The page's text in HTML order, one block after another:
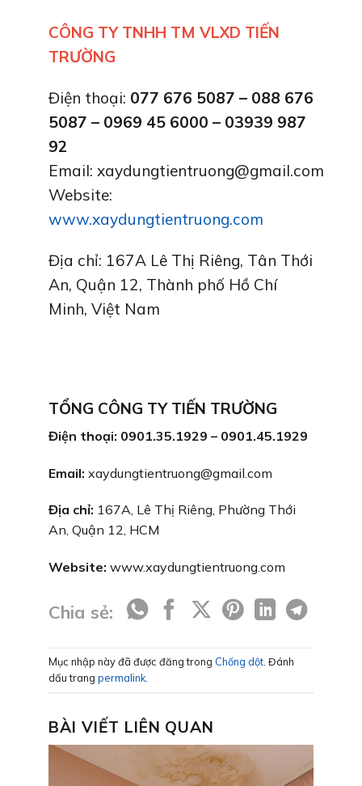
CÔNG TY TNHH TM VLXD TIẾN
TRƯỜNG
Điện thoại: 077 676 5087 – 088 676
5087 – 0969 45 6000 – 03939 987
92
Email: xaydungtientruong@gmail.com
Website:
www.xaydungtientruong.com
Địa chỉ: 167A Lê Thị Riêng, Tân Thới
An, Quận 12, Thành phố Hồ Chí
Minh, Việt Nam
TỔNG CÔNG TY TIẾN TRƯỜNG
Điện thoại: 0901.35.1929 – 0901.45.1929
Email: xaydungtientruong@gmail.com
Địa chỉ: 167A, Lê Thị Riêng, Phường Thới
An, Quận 12, HCM
Website: www.xaydungtientruong.com
Chia sẻ:
Mục nhập này đã được đăng trong Chống dột. Đánh
dấu trang permalink.
BÀI VIẾT LIÊN QUAN